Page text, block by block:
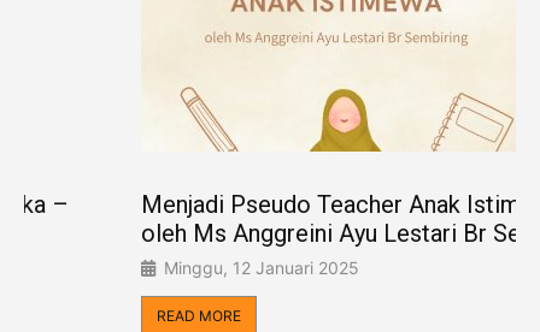
Menjadi Pseudo Teacher Anak Istimewa –
oleh Ms Anggreini Ayu Lestari Br Sembiring
Minggu, 12 Januari 2025